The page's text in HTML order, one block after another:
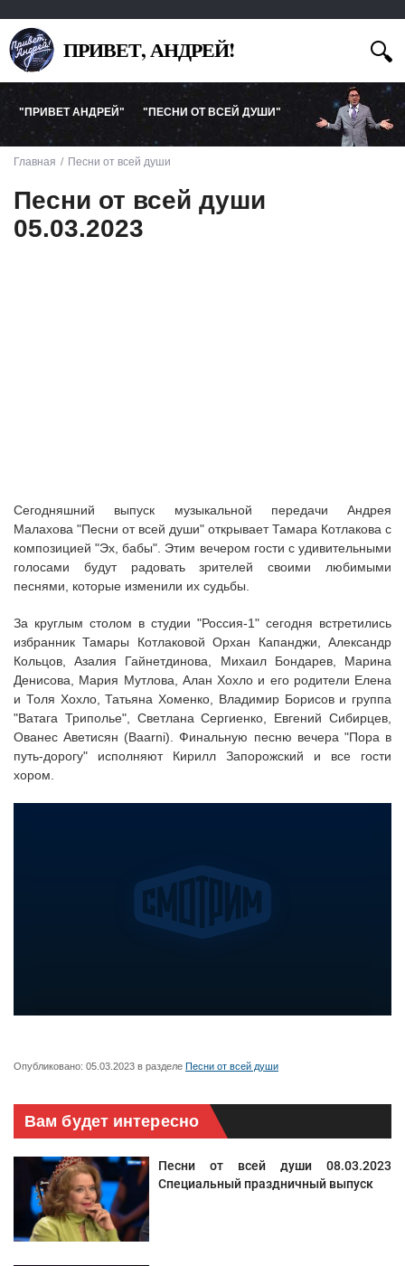
ПРИВЕТ, АНДРЕЙ!
"ПРИВЕТ АНДРЕЙ" "ПЕСНИ ОТ ВСЕЙ ДУШИ"
Главная Песни от всей души
Песни от всей души
05.03.2023
Сегодняшний выпуск музыкальной передачи Андрея
Малахова "Песни от всей души" открывает Тамара Котлакова с
композицией "Эх, бабы". Этим вечером гости с удивительными
голосами будут радовать зрителей своими любимыми
песнями, которые изменили их судьбы.
За круглым столом в студии "Россия-1" сегодня встретились
избранник Тамары Котлаковой Орхан Капанджи, Александр
Кольцов, Азалия Гайнетдинова, Михаил Бондарев, Марина
Денисова, Мария Мутлова, Алан Хохло и его родители Елена
и Толя Хохло, Татьяна Хоменко, Владимир Борисов и группа
"Ватага Триполье", Светлана Сергиенко, Евгений Сибирцев,
Ованес Аветисян (Baarni). Финальную песню вечера "Пора в
путь-дорогу" исполняют Кирилл Запорожский и все гости
хором.
Опубликовано: 05.03.2023 в разделе Песни от всей души
Вам будет интересно
Песни от всей души 08.03.2023
Специальный праздничный выпуск